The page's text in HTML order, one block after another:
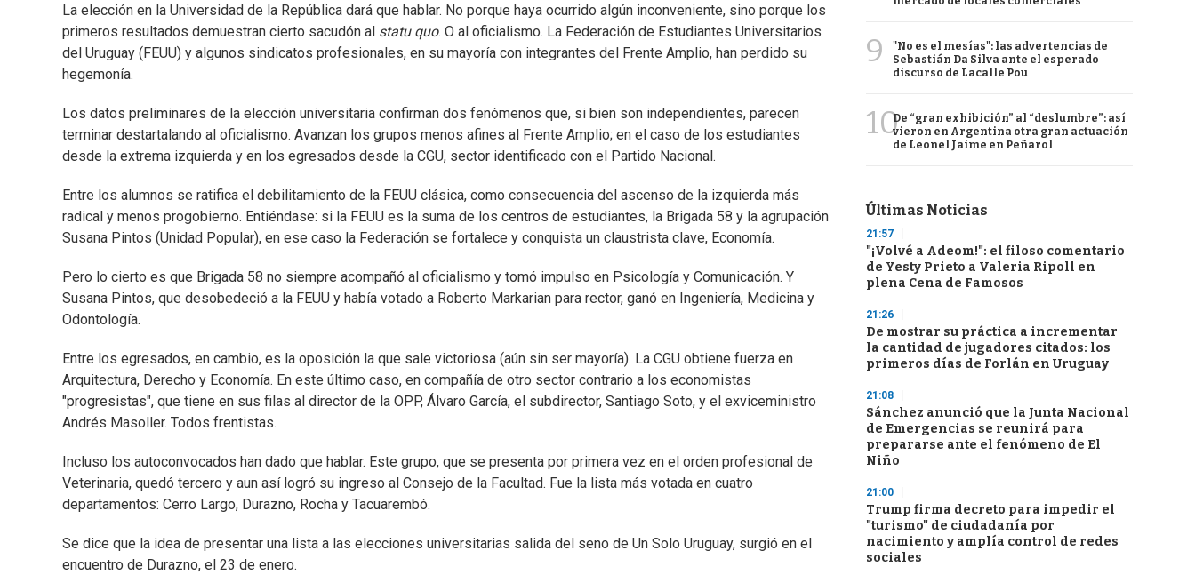
La elección en la Universidad de la República dará que hablar. No porque haya ocurrido algún inconveniente, sino porque los
primeros resultados demuestran cierto sacudón al statu quo. O al oficialismo. La Federación de Estudiantes Universitarios
del Uruguay (FEUU) y algunos sindicatos profesionales, en su mayoría con integrantes del Frente Amplio, han perdido su
hegemonía.
Los datos preliminares de la elección universitaria confirman dos fenómenos que, si bien son independientes, parecen
terminar destartalando al oficialismo. Avanzan los grupos menos afines al Frente Amplio; en el caso de los estudiantes
desde la extrema izquierda y en los egresados desde la CGU, sector identificado con el Partido Nacional.
Entre los alumnos se ratifica el debilitamiento de la FEUU clásica, como consecuencia del ascenso de la izquierda más
radical y menos progobierno. Entiéndase: si la FEUU es la suma de los centros de estudiantes, la Brigada 58 y la agrupación
Susana Pintos (Unidad Popular), en ese caso la Federación se fortalece y conquista un claustrista clave, Economía.
Pero lo cierto es que Brigada 58 no siempre acompañó al oficialismo y tomó impulso en Psicología y Comunicación. Y
Susana Pintos, que desobedeció a la FEUU y había votado a Roberto Markarian para rector, ganó en Ingeniería, Medicina y
Odontología.
Entre los egresados, en cambio, es la oposición la que sale victoriosa (aún sin ser mayoría). La CGU obtiene fuerza en
Arquitectura, Derecho y Economía. En este último caso, en compañía de otro sector contrario a los economistas
"progresistas", que tiene en sus filas al director de la OPP, Álvaro García, el subdirector, Santiago Soto, y el exviceministro
Andrés Masoller. Todos frentistas.
Incluso los autoconvocados han dado que hablar. Este grupo, que se presenta por primera vez en el orden profesional de
Veterinaria, quedó tercero y aun así logró su ingreso al Consejo de la Facultad. Fue la lista más votada en cuatro
departamentos: Cerro Largo, Durazno, Rocha y Tacuarembó.
Se dice que la idea de presentar una lista a las elecciones universitarias salida del seno de Un Solo Uruguay, surgió en el
encuentro de Durazno, el 23 de enero.
9
"No es el mesías": las advertencias de
Sebastián Da Silva ante el esperado
discurso de Lacalle Pou
10De “gran exhibición” al “deslumbre”: así
vieron en Argentina otra gran actuación
de Leonel Jaime en Peñarol
Últimas Noticias
21:57
"¡Volvé a Adeom!": el filoso comentario
de Yesty Prieto a Valeria Ripoll en
plena Cena de Famosos
21:26
De mostrar su práctica a incrementar
la cantidad de jugadores citados: los
primeros días de Forlán en Uruguay
21:08
Sánchez anunció que la Junta Nacional
de Emergencias se reunirá para
prepararse ante el fenómeno de El
Niño
21:00
Trump firma decreto para impedir el
"turismo" de ciudadanía por
nacimiento y amplía control de redes
sociales